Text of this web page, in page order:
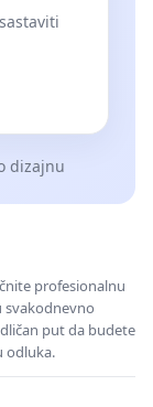
dizajnu
profesionalnu
svakodnevno
put da budete
odluka.